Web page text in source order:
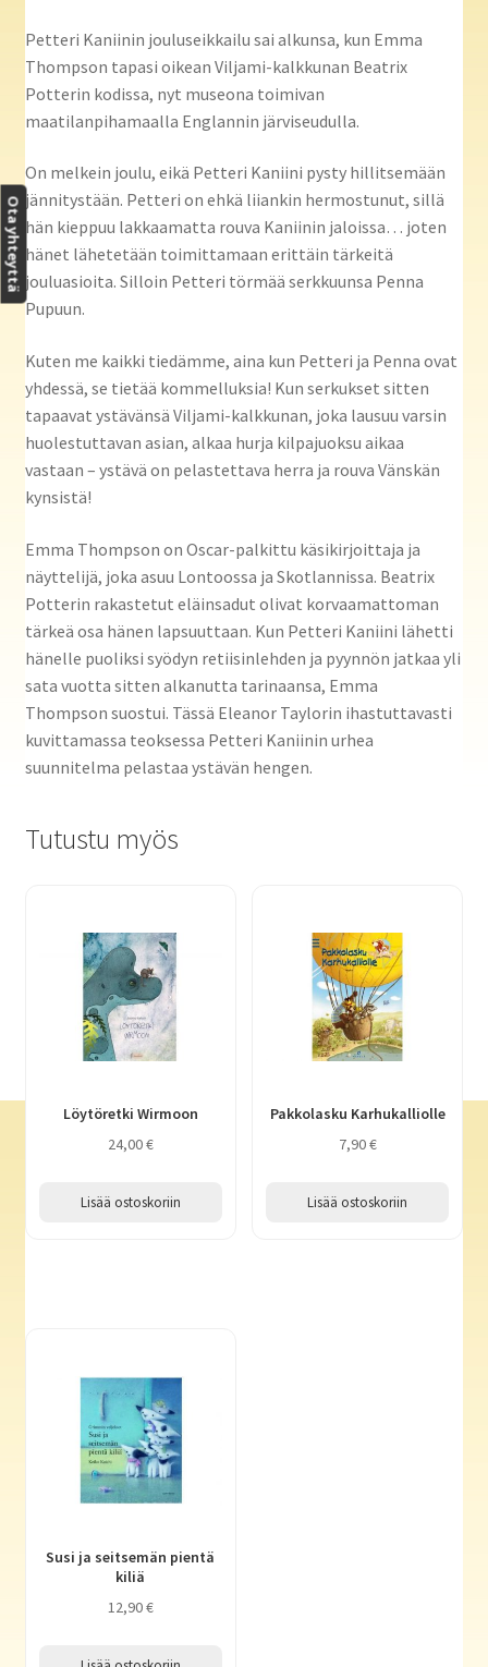
Petteri Kaniinin jouluseikkailu sai alkunsa, kun Emma
Thompson tapasi oikean Viljami-kalkkunan Beatrix
Potterin kodissa, nyt museona toimivan
maatilanpihamaalla Englannin järviseudulla.
On melkein joulu, eikä Petteri Kaniini pysty hillitsemään
jännitystään. Petteri on ehkä liiankin hermostunut, sillä
hän kieppuu lakkaamatta rouva Kaniinin jaloissa… joten
hänet lähetetään toimittamaan erittäin tärkeitä
jouluasioita. Silloin Petteri törmää serkkuunsa Penna
Pupuun.
Kuten me kaikki tiedämme, aina kun Petteri ja Penna ovat
yhdessä, se tietää kommelluksia! Kun serkukset sitten
tapaavat ystävänsä Viljami-kalkkunan, joka lausuu varsin
huolestuttavan asian, alkaa hurja kilpajuoksu aikaa
vastaan – ystävä on pelastettava herra ja rouva Vänskän
kynsistä!
Emma Thompson on Oscar-palkittu käsikirjoittaja ja
näyttelijä, joka asuu Lontoossa ja Skotlannissa. Beatrix
Potterin rakastetut eläinsadut olivat korvaamattoman
tärkeä osa hänen lapsuuttaan. Kun Petteri Kaniini lähetti
hänelle puoliksi syödyn retiisinlehden ja pyynnön jatkaa yli
sata vuotta sitten alkanutta tarinaansa, Emma
Thompson suostui. Tässä Eleanor Taylorin ihastuttavasti
kuvittamassa teoksessa Petteri Kaniinin urhea
suunnitelma pelastaa ystävän hengen.
Tutustu myös
Löytöretki Wirmoon
24,00€
Lisää ostoskoriin
Pakkolasku Karhukalliolle
7,90€
Lisää ostoskoriin
Susi ja seitsemän pientä
kiliä
12,90€
Ota yhteyttä